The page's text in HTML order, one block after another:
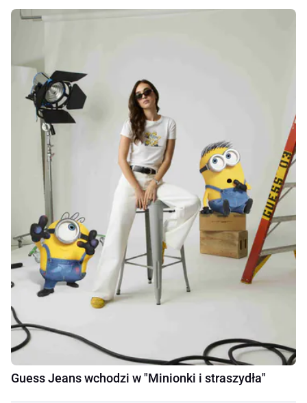
Guess Jeans wchodzi w "Minionki i straszydła"